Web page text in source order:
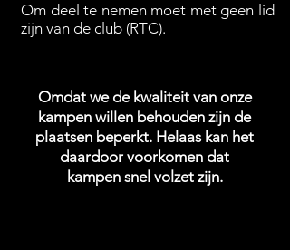
Om deel te nemen moet met geen lid
zijn van de club (RTC).
Omdat we de kwaliteit van onze
kampen willen behouden zijn de
plaatsen beperkt. Helaas kan het
daardoor voorkomen dat
kampen snel volzet zijn.